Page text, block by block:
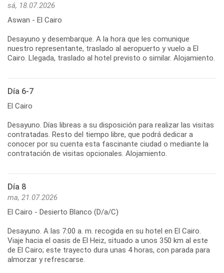
sá, 18.07.2026
Aswan - El Cairo
Desayuno y desembarque. A la hora que les comunique
nuestro representante, traslado al aeropuerto y vuelo a El
Cairo. Llegada, traslado al hotel previsto o similar. Alojamiento.
Día 6-7
El Cairo
Desayuno. Días libreas a su disposición para realizar las visitas
contratadas. Resto del tiempo libre, que podrá dedicar a
conocer por su cuenta esta fascinante ciudad o mediante la
contratación de visitas opcionales. Alojamiento.
Día 8
ma, 21.07.2026
El Cairo - Desierto Blanco (D/a/C)
Desayuno. A las 7:00 a. m. recogida en su hotel en El Cairo.
Viaje hacia el oasis de El Heiz, situado a unos 350 km al este
de El Cairo; este trayecto dura unas 4 horas, con parada para
almorzar y refrescarse.